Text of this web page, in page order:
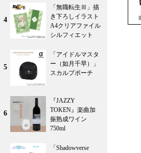
4
「無職転生Ⅲ」描
き下ろしイラスト
A4クリアファイル
シルフィエット
5
「アイドルマスタ
ー（如月千早）」
スカルプポーチ
6
『JAZZY
TOKEN』楽曲加
振熟成ワイン
750ml
「Shadowverse